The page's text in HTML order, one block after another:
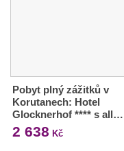
Pobyt plný zážitků v
Korutanech: Hotel
Glocknerhof **** s all…
2 638 Kč